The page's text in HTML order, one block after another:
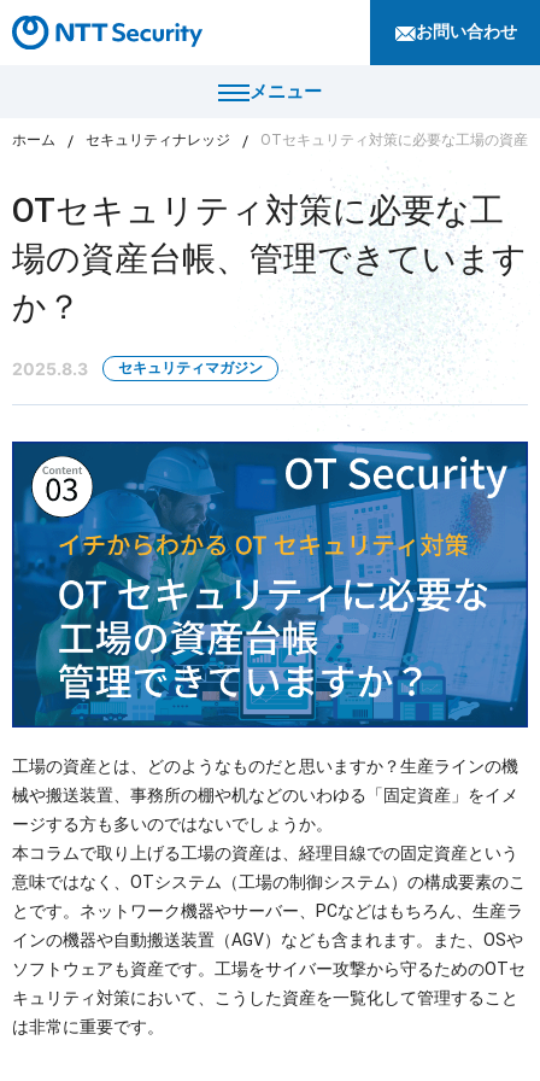
お問い合わせ
メニュー
製品・サービス
セキュリティコンサルティング・教育・相談
セキュリティ管理
セキュリティ監視・検知
セキュリティインシデント対応・調査
OTセキュリティ
サプライチェーンセキュリティ
IoTプロダクトセキュリティ
課題から探す
導入事例
セキュリティナレッジ
ニュース
企業情報
採用情報
カタログダウンロード
ホーム セキュリティナレッジ OTセキュリティ対策に必要な工場の資産
OTセキュリティ対策に必要な工
場の資産台帳、管理できています
か？
2025.8.3 セキュリティマガジン
工場の資産とは、どのようなものだと思いますか？生産ラインの機
械や搬送装置、事務所の棚や机などのいわゆる「固定資産」をイメ
ージする方も多いのではないでしょうか。
本コラムで取り上げる工場の資産は、経理目線での固定資産という
意味ではなく、OTシステム（工場の制御システム）の構成要素のこ
とです。ネットワーク機器やサーバー、PCなどはもちろん、生産ラ
インの機器や自動搬送装置（AGV）なども含まれます。また、OSや
ソフトウェアも資産です。工場をサイバー攻撃から守るためのOTセ
キュリティ対策において、こうした資産を一覧化して管理すること
は非常に重要です。